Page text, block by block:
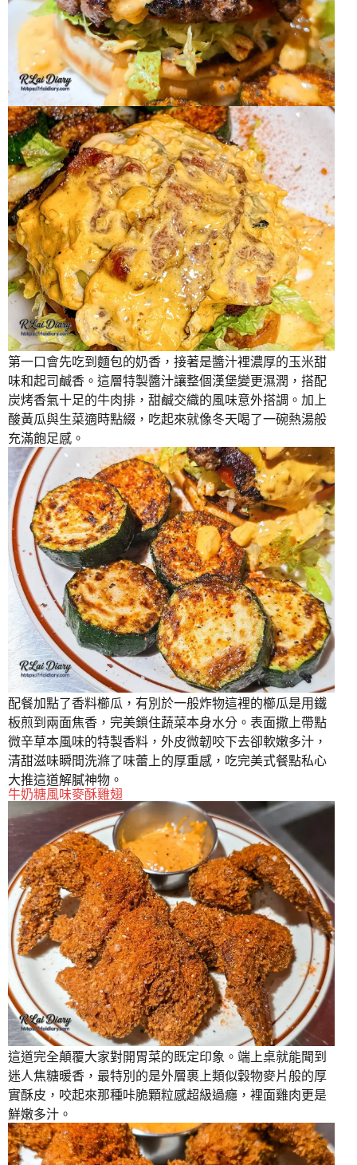
第一口會先吃到麵包的奶香，接著是醬汁裡濃厚的玉米甜
味和起司鹹香。這層特製醬汁讓整個漢堡變更濕潤，搭配
炭烤香氣十足的牛肉排，甜鹹交織的風味意外搭調。加上
酸黃瓜與生菜適時點綴，吃起來就像冬天喝了一碗熱湯般
充滿飽足感。
配餐加點了香料櫛瓜，有別於一般炸物這裡的櫛瓜是用鐵
板煎到兩面焦香，完美鎖住蔬菜本身水分。表面撒上帶點
微辛草本風味的特製香料，外皮微韌咬下去卻軟嫩多汁，
清甜滋味瞬間洗滌了味蕾上的厚重感，吃完美式餐點私心
大推這道解膩神物。
牛奶糖風味麥酥雞翅
這道完全顛覆大家對開胃菜的既定印象。端上桌就能聞到
迷人焦糖暖香，最特別的是外層裹上類似穀物麥片般的厚
實酥皮，咬起來那種咔脆顆粒感超級過癮，裡面雞肉更是
鮮嫩多汁。